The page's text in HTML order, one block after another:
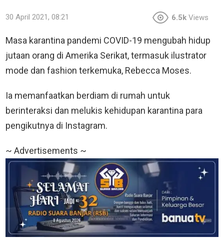
30 April 2021, 08:21 6.5k Views
Masa karantina pandemi COVID-19 mengubah hidup
jutaan orang di Amerika Serikat, termasuk ilustrator
mode dan fashion terkemuka, Rebecca Moses.
Ia memanfaatkan berdiam di rumah untuk
berinteraksi dan melukis kehidupan karantina para
pengikutnya di Instagram.
~ Advertisements ~